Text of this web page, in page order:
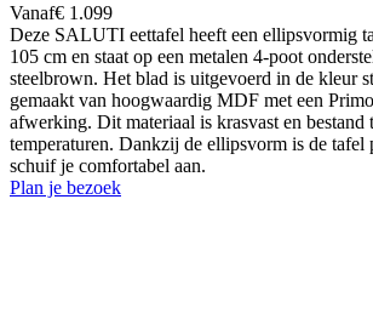
Vanaf€ 1.099
Deze SALUTI eettafel heeft een ellipsvormig
105 cm en staat op een metalen 4-poot
steelbrown. Het blad is uitgevoerd in de kleur
gemaakt van hoogwaardig MDF met een
afwerking. Dit materiaal is krasvast en bestand
temperaturen. Dankzij de ellipsvorm is de tafel
schuif je comfortabel aan.
Plan je bezoek